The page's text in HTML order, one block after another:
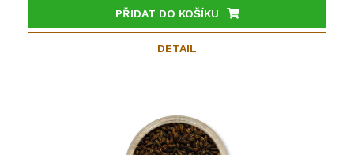
PŘIDAT DO KOŠÍKU
DETAIL